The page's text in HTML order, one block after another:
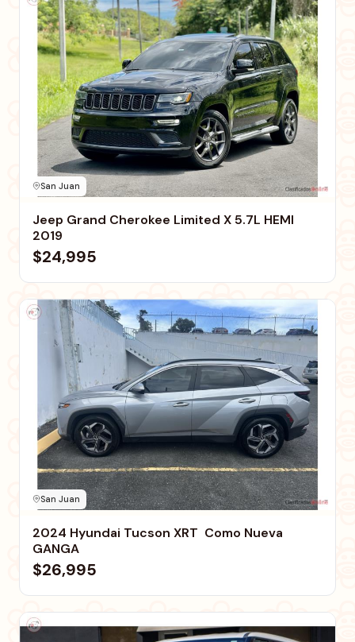
San Juan
Jeep Grand Cherokee Limited X 5.7L HEMI
2019
$24,995
San Juan
2024 Hyundai Tucson XRT  Como Nueva 
GANGA
$26,995